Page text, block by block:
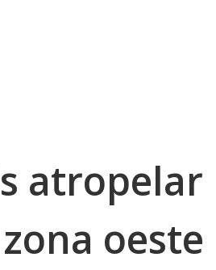
atropelar
oeste